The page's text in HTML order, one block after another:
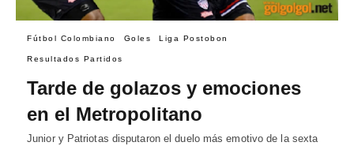
Fútbol Colombiano Goles Liga Postobon
Resultados Partidos
Tarde de golazos y emociones
en el Metropolitano
Junior y Patriotas disputaron el duelo más emotivo de la sexta